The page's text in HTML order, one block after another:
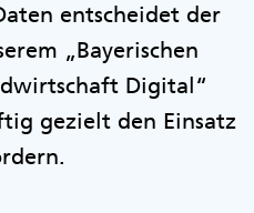
entscheidet der
„Bayerischen
Digital“
gezielt den Einsatz